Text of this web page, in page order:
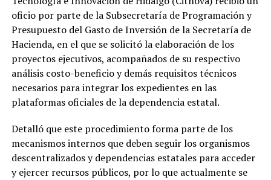
oficio por parte de la Subsecretaría de Programación y
Presupuesto del Gasto de Inversión de la Secretaría de
Hacienda, en el que se solicitó la elaboración de los
proyectos ejecutivos, acompañados de su respectivo
análisis costo-beneficio y demás requisitos técnicos
necesarios para integrar los expedientes en las
plataformas oficiales de la dependencia estatal.
Detalló que este procedimiento forma parte de los
mecanismos internos que deben seguir los organismos
descentralizados y dependencias estatales para acceder
y ejercer recursos públicos, por lo que actualmente se